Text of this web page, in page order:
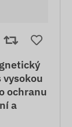
vysokou
ochranu
a